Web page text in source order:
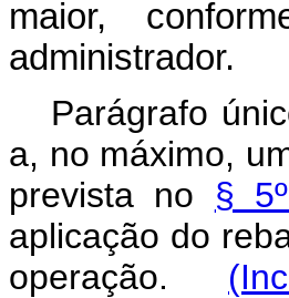
maior,
administrador.
Parágrafo
a, no máximo,
prevista no §
aplicação do
operação.